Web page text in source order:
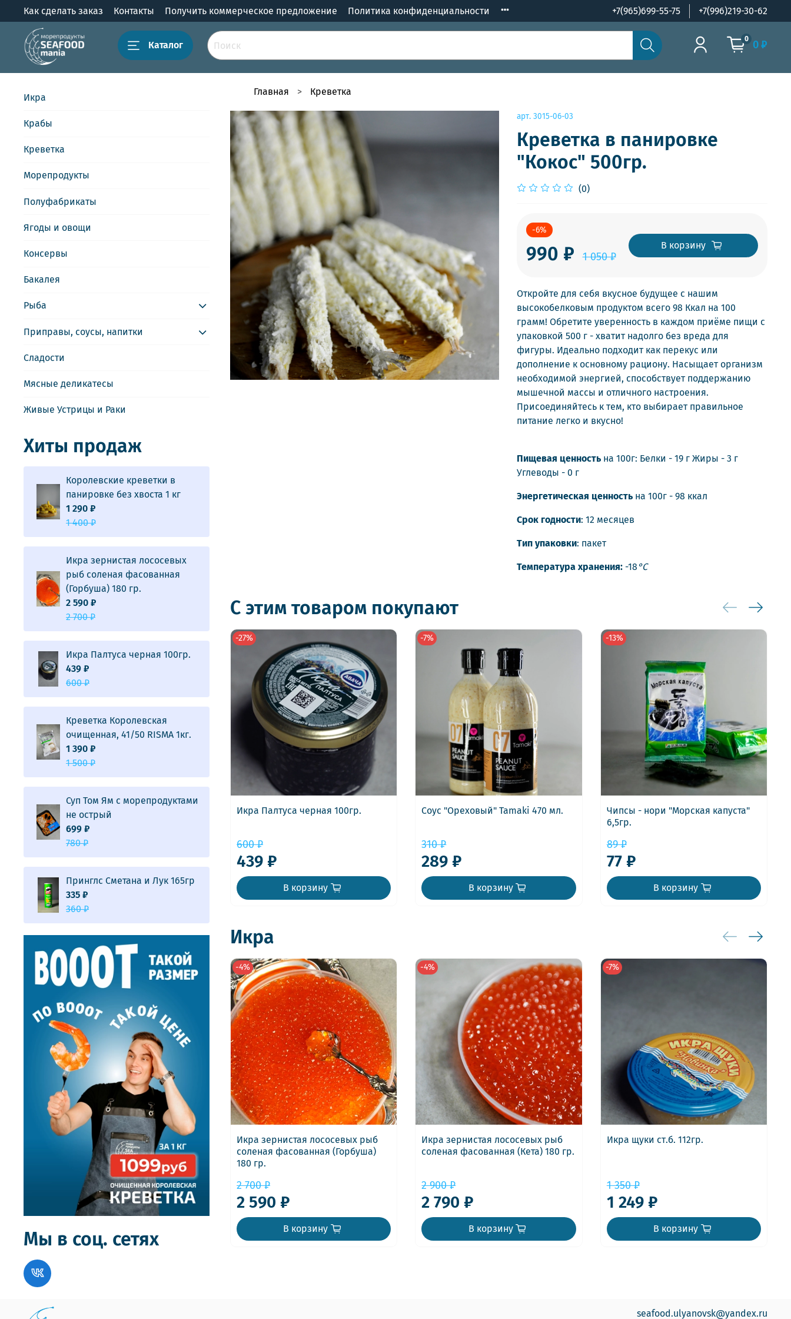
Как сделать заказ Контакты Получить коммерческое предложение Политика конфиденциальности +7(965)699-55-75 +7(996)219-30-62
Каталог
0 0 ₽
Главная Креветка
арт. 3015-06-03
Креветка в панировке
"Кокос" 500гр.
(0)
-6%
990 ₽ 1 050 ₽
В корзину
Откройте для себя вкусное будущее с нашим
высокобелковым продуктом всего 98 Ккал на 100
грамм! Обретите уверенность в каждом приёме пищи с
упаковкой 500 г - хватит надолго без вреда для
фигуры. Идеально подходит как перекус или
дополнение к основному рациону. Насыщает организм
необходимой энергией, способствует поддержанию
мышечной массы и отличного настроения.
Присоединяйтесь к тем, кто выбирает правильное
питание легко и вкусно!
Пищевая ценностьна 100г: Белки - 19 г Жиры - 3 г
Углеводы - 0 г
Энергетическая ценностьна 100г - 98 ккал
Срок годности: 12 месяцев
Тип упаковки: пакет
Температура хранения:-18 °С
С этим товаром покупают
-27%
Икра Палтуса черная 100гр.
600 ₽
439 ₽
В корзину
-7%
Соус "Ореховый" Tamaki 470 мл.
310 ₽
289 ₽
В корзину
-13%
Чипсы - нори "Морская капуста"
6,5гр.
89 ₽
77 ₽
В корзину
Икра
-4%
Икра зернистая лососевых рыб
соленая фасованная (Горбуша)
180 гр.
2 700 ₽
2 590 ₽
В корзину
-4%
Икра зернистая лососевых рыб
соленая фасованная (Кета) 180 гр.
2 900 ₽
2 790 ₽
В корзину
-7%
Икра щуки ст.б. 112гр.
1 350 ₽
1 249 ₽
В корзину
Икра
Крабы
Креветка
Морепродукты
Полуфабрикаты
Ягоды и овощи
Консервы
Бакалея
Рыба
Приправы, соусы, напитки
Сладости
Мясные деликатесы
Живые Устрицы и Раки
Хиты продаж
Королевские креветки в
панировке без хвоста 1 кг
1 290 ₽
1 400 ₽
Икра зернистая лососевых
рыб соленая фасованная
(Горбуша) 180 гр.
2 590 ₽
2 700 ₽
Икра Палтуса черная 100гр.
439 ₽
600 ₽
Креветка Королевская
очищенная, 41/50 RISMA 1кг.
1 390 ₽
1 500 ₽
Суп Том Ям с морепродуктами
не острый
699 ₽
780 ₽
Принглс Сметана и Лук 165гр
335 ₽
360 ₽
Мы в соц. сетях
seafood.ulyanovsk@yandex.ru